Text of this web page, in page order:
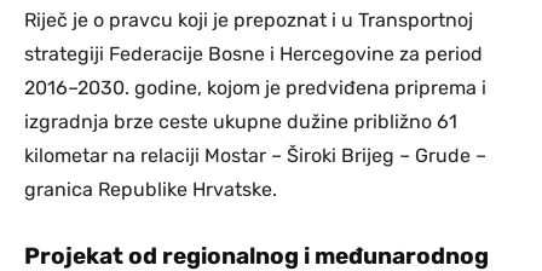
Riječ je o pravcu koji je prepoznat i u Transportnoj
strategiji Federacije Bosne i Hercegovine za period
2016–2030. godine, kojom je predviđena priprema i
izgradnja brze ceste ukupne dužine približno 61
kilometar na relaciji Mostar – Široki Brijeg – Grude –
granica Republike Hrvatske.
Projekat od regionalnog i međunarodnog